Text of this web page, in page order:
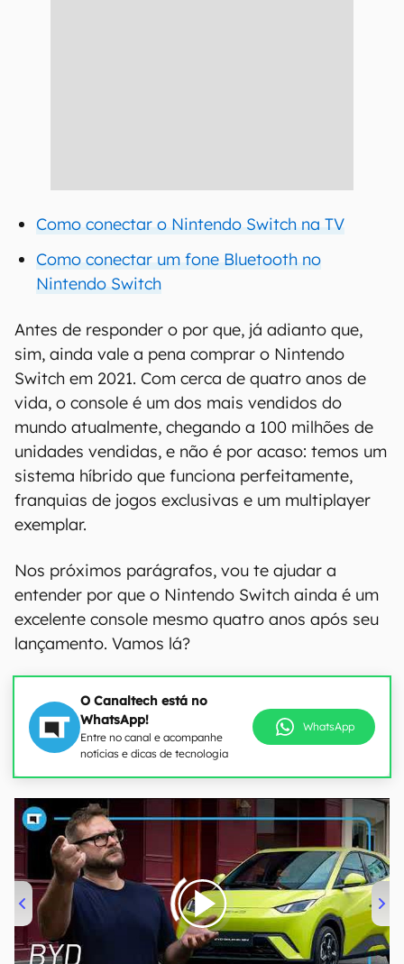
Como conectar o Nintendo Switch na TV
Como conectar um fone Bluetooth no
Nintendo Switch
Antes de responder o por que, já adianto que,
sim, ainda vale a pena comprar o Nintendo
Switch em 2021. Com cerca de quatro anos de
vida, o console é um dos mais vendidos do
mundo atualmente, chegando a 100 milhões de
unidades vendidas, e não é por acaso: temos um
sistema híbrido que funciona perfeitamente,
franquias de jogos exclusivas e um multiplayer
exemplar.
Nos próximos parágrafos, vou te ajudar a
entender por que o Nintendo Switch ainda é um
excelente console mesmo quatro anos após seu
lançamento. Vamos lá?
O Canaltech está no
WhatsApp!
Entre no canal e acompanhe
notícias e dicas de tecnologia
WhatsApp